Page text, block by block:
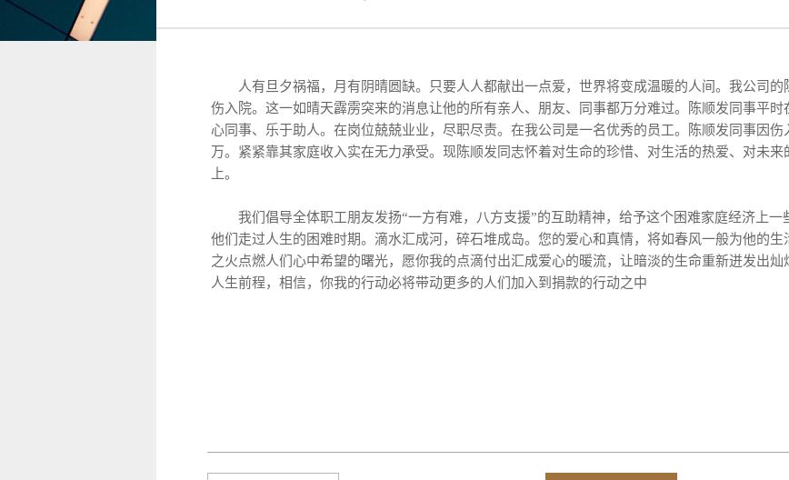
人有旦夕祸福，月有阴晴圆缺。只要人人都献出一点爱，世界将变成温暖的人间。 我公司的
伤入院。这一如晴天霹雳突来的消息让他的所有亲人、朋友、同事都万分难过。陈顺发同事平
心同事、乐于助人。在岗位兢兢业业，尽职尽责。在我公司是一名优秀的员工。陈顺发同事因
万。紧紧靠其家庭收入实在无力承受。现陈顺发同志怀着对生命的珍惜、对生活的热爱、对未
上。
我们倡导全体职工朋友发扬“一方有难，八方支援”的互助精神，给予这个困难家庭经济上一
他们走过人生的困难时期。滴水汇成河，碎石堆成岛。您的爱心和真情，将如春风一般为他的
之火点燃人们心中希望的曙光，愿你我的点滴付出汇成爱心的暖流，让暗淡的生命重新迸发出
人生前程，相信，你我的行动必将带动更多的人们加入到捐款的行动之中
恒
2015